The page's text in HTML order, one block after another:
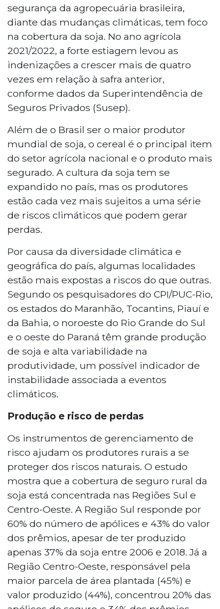
segurança da agropecuária brasileira,
diante das mudanças climáticas, tem foco
na cobertura da soja. No ano agrícola
2021/2022, a forte estiagem levou as
indenizações a crescer mais de quatro
vezes em relação à safra anterior,
conforme dados da Superintendência de
Seguros Privados (Susep).
Além de o Brasil ser o maior produtor
mundial de soja, o cereal é o principal item
do setor agrícola nacional e o produto mais
segurado. A cultura da soja tem se
expandido no país, mas os produtores
estão cada vez mais sujeitos a uma série
de riscos climáticos que podem gerar
perdas.
Por causa da diversidade climática e
geográfica do país, algumas localidades
estão mais expostas a riscos do que outras.
Segundo os pesquisadores do CPI/PUC-Rio,
os estados do Maranhão, Tocantins, Piauí e
da Bahia, o noroeste do Rio Grande do Sul
e o oeste do Paraná têm grande produção
de soja e alta variabilidade na
produtividade, um possível indicador de
instabilidade associada a eventos
climáticos.
Produção e risco de perdas
Os instrumentos de gerenciamento de
risco ajudam os produtores rurais a se
proteger dos riscos naturais. O estudo
mostra que a cobertura de seguro rural da
soja está concentrada nas Regiões Sul e
Centro-Oeste. A Região Sul responde por
60% do número de apólices e 43% do valor
dos prêmios, apesar de ter produzido
apenas 37% da soja entre 2006 e 2018. Já a
Região Centro-Oeste, responsável pela
maior parcela de área plantada (45%) e
valor produzido (44%), concentrou 20% das